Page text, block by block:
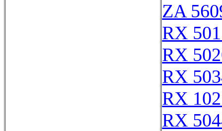
ZA
RX
RX
RX
RX
RX